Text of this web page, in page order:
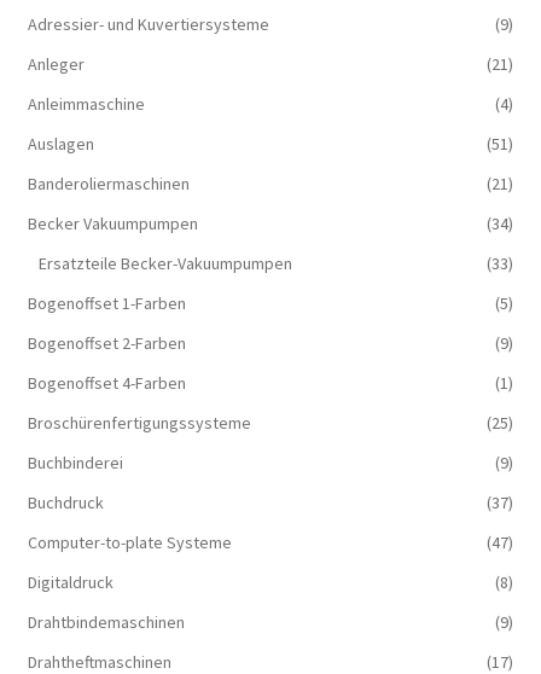
Adressier- und Kuvertiersysteme
(9)
Anleger
(21)
Anleimmaschine
(4)
Auslagen
(51)
Banderoliermaschinen
(21)
Becker Vakuumpumpen
(34)
Ersatzteile Becker-Vakuumpumpen
(33)
Bogenoffset 1-Farben
(5)
Bogenoffset 2-Farben
(9)
Bogenoffset 4-Farben
(1)
Broschürenfertigungssysteme
(25)
Buchbinderei
(9)
Buchdruck
(37)
Computer-to-plate Systeme
(47)
Digitaldruck
(8)
Drahtbindemaschinen
(9)
Drahtheftmaschinen
(17)